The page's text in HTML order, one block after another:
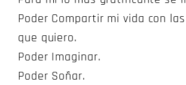
Poder Compartir mi vida con
que quiero.
Poder Imaginar.
Poder Soñar.